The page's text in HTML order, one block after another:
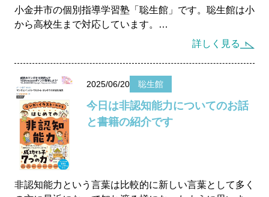
す。
た、中２生は中１と中２生用の計算問題集を、そして、
中３生は、受験のことも考慮して、中学１年生から中学
３年生までの計算問題集を用意してください。 時々、
中学生でも分数や少数の計算が苦手な生徒さんがいます
が、その場合は、分数、小数の計算を扱った小学生の計
算問題集も購入してください。 毎日、１時間程度の練
習で、３冊を購入した中学３年生でも１カ月あれば、計
算問題集を
１周は終えることができると思います。
そして、この計算問題集の他に、自身の数学の学力に
小金井市の個別指導学習塾「聡生館」です。聡生館は小
から高校生まで対応しています。
タートになります。高校受験と違って大学受験は厚みの
ある勉強になりますから、先手必勝が不可欠であると考
えています。受験勉強を３年間を通してどのように組み
立てていくのか、それを高校１年生の１学期の内に、決
めてしますことです。
１年生の段階で具体的な目標大学が決まっていない場
合は、先ずは共通テストを目標に勉強してください。共
詳しく見る
2025/06/20 聡生館
今日は非認知能力についてのお話
と書籍の紹介です
非認知能力という言葉は比較的に新しい言葉として多く